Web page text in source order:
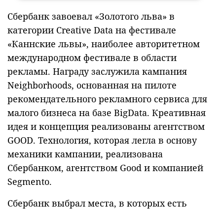
Сбербанк завоевал «Золотого льва» в
категории Creative Data на фестивале
«Каннские львы», наиболее авторитетном
международном фестивале в области
рекламы. Награду заслужила кампания
Neighborhoods, основанная на пилоте
рекомендательного рекламного сервиса для
малого бизнеса на базе BigData. Креативная
идея и концепция реализованы агентством
GOOD. Технология, которая легла в основу
механики кампании, реализована
Сбербанком, агентством Good и компанией
Segmento.
Сбербанк выбрал места, в которых есть